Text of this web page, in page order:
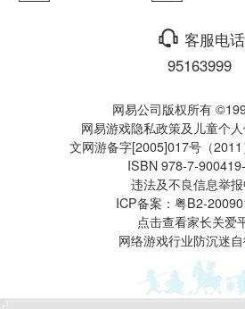
西
电
武神坛
򰀃 客服电话
95163999
网易公司版权所有
网易游戏隐私政策及儿童个
文网游备字[2005]017号（
ISBN 978-7-
违法及不良信息举
ICP备案：粤B2-
点击查看家长关爱
网络游戏行业防沉迷